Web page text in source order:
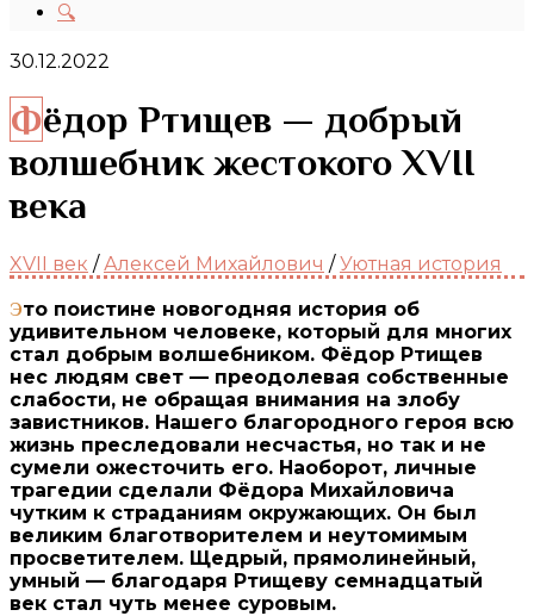
🔍
30.12.2022
Фёдор Ртищев — добрый
волшебник жестокого XVII
века
XVII век /Алексей Михайлович /Уютная история
Это поистине новогодняя история об
удивительном человеке, который для многих
стал добрым волшебником. Фёдор Ртищев
нес людям свет — преодолевая собственные
слабости, не обращая внимания на злобу
завистников. Нашего благородного героя всю
жизнь преследовали несчастья, но так и не
сумели ожесточить его. Наоборот, личные
трагедии сделали Фёдора Михайловича
чутким к страданиям окружающих. Он был
великим благотворителем и неутомимым
просветителем. Щедрый, прямолинейный,
умный — благодаря Ртищеву семнадцатый
век стал чуть менее суровым.